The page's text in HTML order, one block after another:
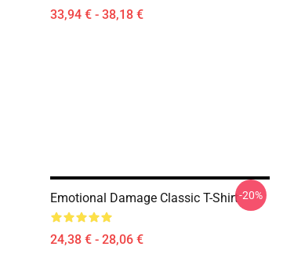
33,94 € - 38,18 €
Emotional Damage Classic T-Shirt
24,38 € - 28,06 €
-20%